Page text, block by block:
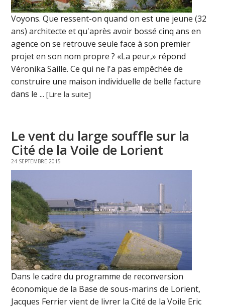
Voyons. Que ressent-on quand on est une jeune (32
ans) architecte et qu'après avoir bossé cinq ans en
agence on se retrouve seule face à son premier
projet en son nom propre ? «La peur,» répond
Véronika Saille. Ce qui ne l'a pas empêchée de
construire une maison individuelle de belle facture
dans le ...[Lire la suite]
Le vent du large souffle sur la
Cité de la Voile de Lorient
24 SEPTEMBRE 2015
Dans le cadre du programme de reconversion
économique de la Base de sous-marins de Lorient,
Jacques Ferrier vient de livrer la Cité de la Voile Eric